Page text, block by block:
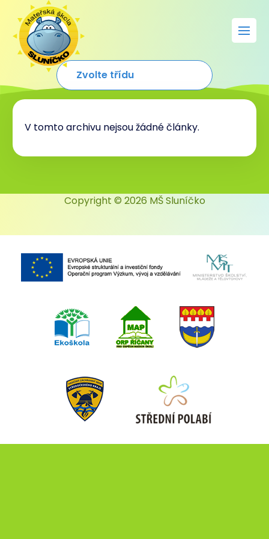
V tomto archivu nejsou žádné články.
Copyright © 2026 MŠ Sluníčko